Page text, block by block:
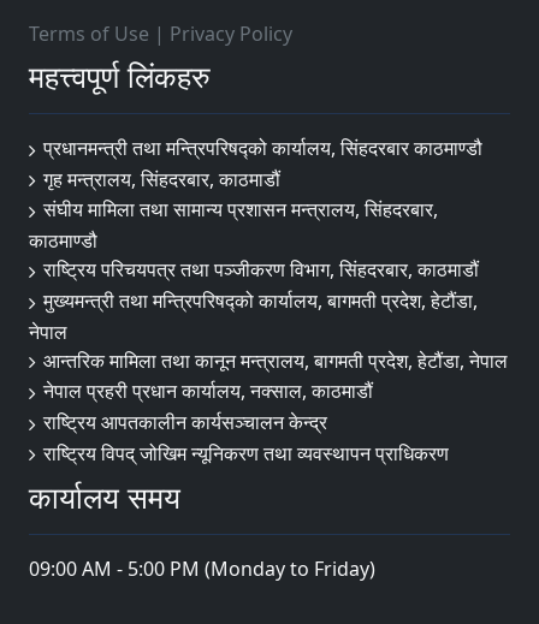
Terms of Use | Privacy Policy
महत्त्वपूर्ण लिंकहरु
प्रधानमन्त्री तथा मन्त्रिपरिषद्को कार्यालय, सिंहदरबार काठमाण्डौ
गृह मन्त्रालय, सिंहदरबार, काठमाडौं
संघीय मामिला तथा सामान्य प्रशासन मन्त्रालय, सिंहदरबार,
काठमाण्डौ
राष्ट्रिय परिचयपत्र तथा पञ्जीकरण विभाग, सिंहदरबार, काठमाडौं
मुख्यमन्त्री तथा मन्त्रिपरिषद्को कार्यालय, बागमती प्रदेश, हेटौंडा,
नेपाल
आन्तरिक मामिला तथा कानून मन्त्रालय, बागमती प्रदेश, हेटौंडा, नेपाल
नेपाल प्रहरी प्रधान कार्यालय, नक्साल, काठमाडौं
राष्ट्रिय आपतकालीन कार्यसञ्चालन केन्द्र
राष्ट्रिय विपद् जोखिम न्यूनिकरण तथा व्यवस्थापन प्राधिकरण
कार्यालय समय
09:00 AM - 5:00 PM (Monday to Friday)